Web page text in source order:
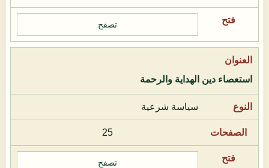
تصفح
استعصاء دين الهداية والرحمة
سياسة شرعية
25
تصفح